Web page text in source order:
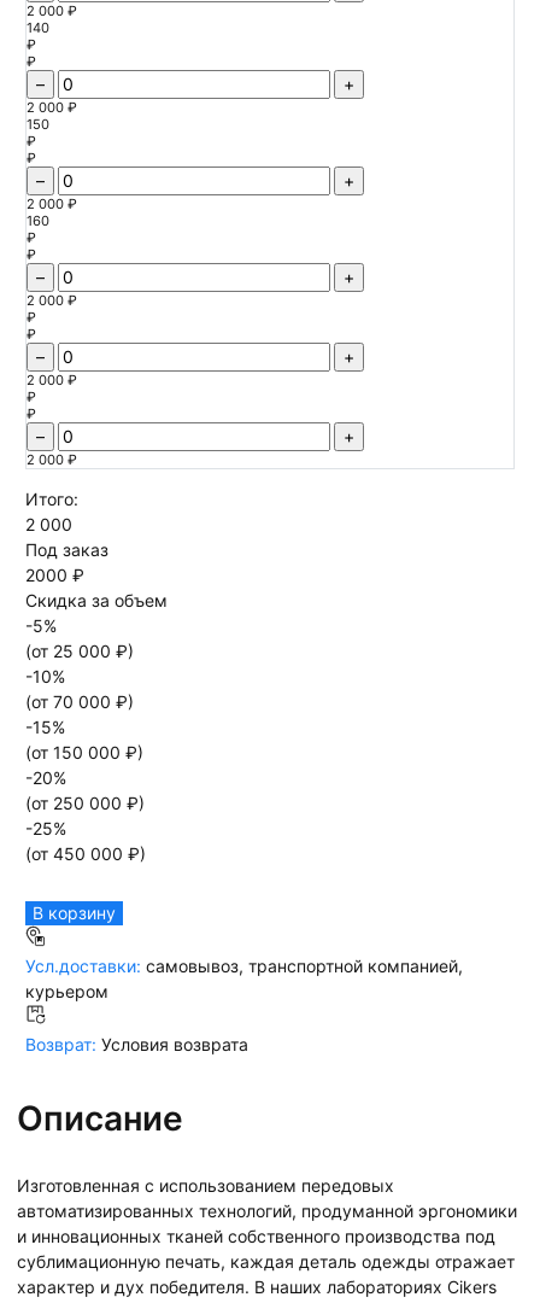
2 000 ₽
140
₽
₽
– +
2 000 ₽
150
₽
₽
– +
2 000 ₽
160
₽
₽
– +
2 000 ₽
₽
₽
– +
2 000 ₽
₽
₽
– +
2 000 ₽
Итого:
2 000
Под заказ
2000 ₽
Скидка за объем
-5%
(от 25 000 ₽)
-10%
(от 70 000 ₽)
-15%
(от 150 000 ₽)
-20%
(от 250 000 ₽)
-25%
(от 450 000 ₽)
В корзину
Усл.доставки: самовывоз, транспортной компанией,
курьером
Возврат: Условия возврата
Описание
Изготовленная с использованием передовых
автоматизированных технологий, продуманной эргономики
и инновационных тканей собственного производства под
сублимационную печать, каждая деталь одежды отражает
характер и дух победителя. В наших лабораториях Cikers